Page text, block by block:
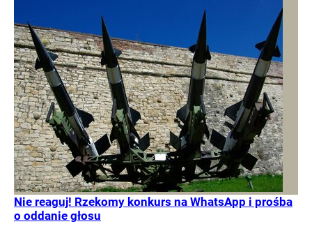
Nie reaguj! Rzekomy konkurs na WhatsApp i prośba
o oddanie głosu